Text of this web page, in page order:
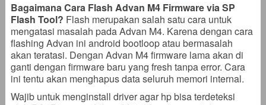
Bagaimana Cara Flash Advan M4 Firmware via SP
Flash Tool? Flash merupakan salah satu cara untuk
mengatasi masalah pada Advan M4. Karena dengan cara
flashing Advan ini android bootloop atau bermasalah
akan teratasi. Dengan Advan M4 firmware lama akan di
ganti dengan firmware baru yang fresh tanpa error. Cara
ini tentu akan menghapus data seluruh memori internal.
Wajib untuk menginstall driver agar hp bisa terdeteksi